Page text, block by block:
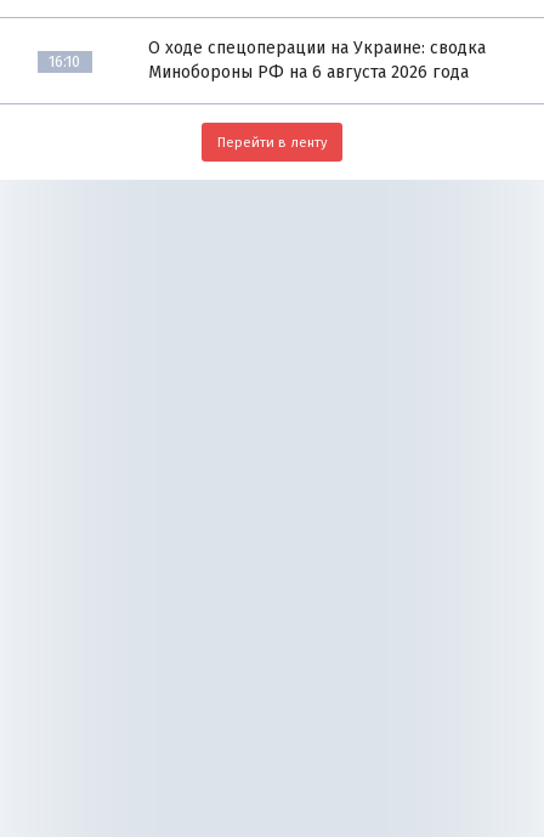
16:10
О ходе спецоперации на Украине: сводка
Минобороны РФ на 6 августа 2026 года
Перейти в ленту